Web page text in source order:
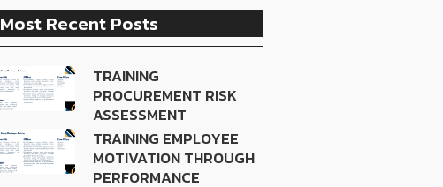
Most Recent Posts
TRAINING
PROCUREMENT RISK
ASSESSMENT
TRAINING EMPLOYEE
MOTIVATION THROUGH
PERFORMANCE